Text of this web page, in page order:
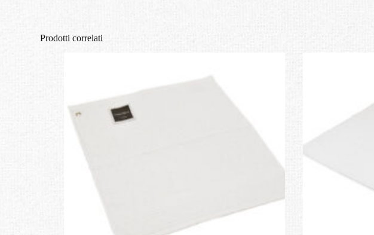
Prodotti correlati